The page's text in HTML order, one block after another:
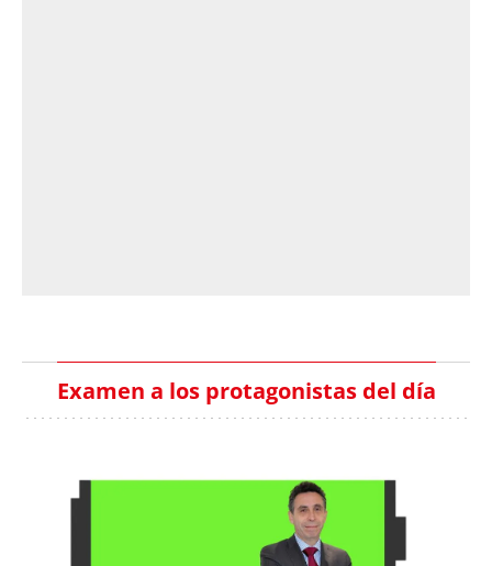
Examen a los protagonistas del día